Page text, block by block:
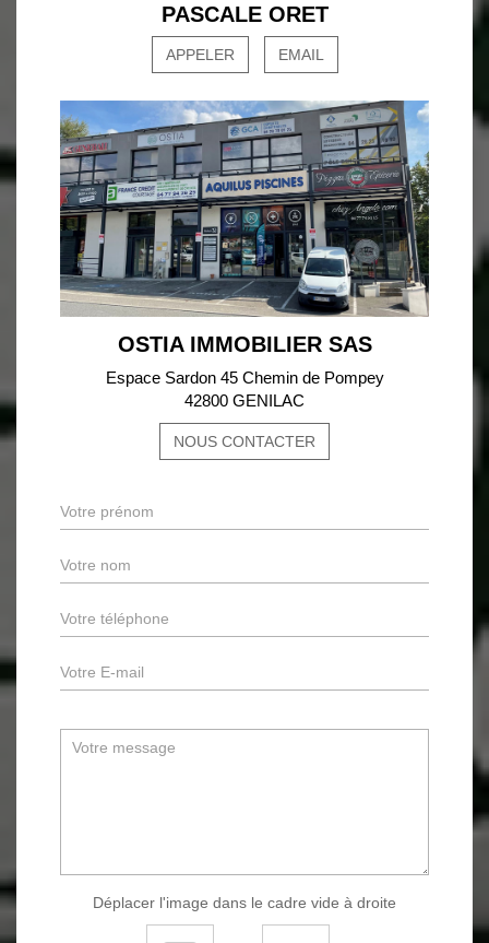
PASCALE ORET
APPELER EMAIL
OSTIA IMMOBILIER SAS
Espace Sardon 45 Chemin de Pompey
42800 GENILAC
NOUS CONTACTER
Déplacer l'image dans le cadre vide à droite